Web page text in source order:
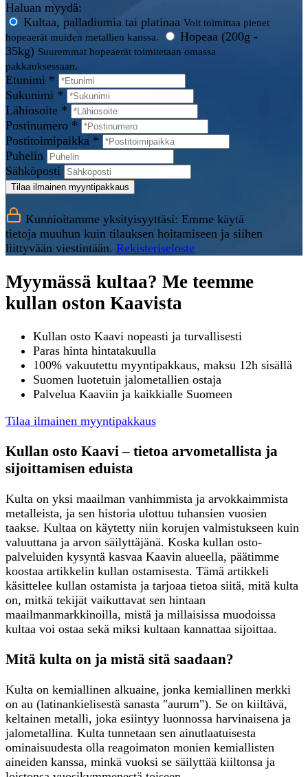
Haluan myydä:
Kultaa, palladiumia tai platinaa Voit toimittaa pienet
hopeaerät muiden metallien kanssa.
Hopeaa (200g -
35kg) Suuremmat hopeaerät toimitetaan omassa
pakkauksessaan.
Etunimi *
Sukunimi *
Lähiosoite *
Postinumero *
Postitoimipaikka *
Puhelin
Sähköposti
Tilaa ilmainen myyntipakkaus
Kunnioitamme yksityisyyttäsi: Emme käytä
tietoja muuhun kuin tilauksen hoitamiseen ja siihen
liittyvään viestintään. Rekisteriseloste
Myymässä kultaa? Me teemme
kullan oston Kaavista
Kullan osto Kaavi nopeasti ja turvallisesti
Paras hinta hintatakuulla
100% vakuutettu myyntipakkaus, maksu 12h sisällä
Suomen luotetuin jalometallien ostaja
Palvelua Kaaviin ja kaikkialle Suomeen
Tilaa ilmainen myyntipakkaus
Kullan osto Kaavi – tietoa arvometallista ja
sijoittamisen eduista
Kulta on yksi maailman vanhimmista ja arvokkaimmista
metalleista, ja sen historia ulottuu tuhansien vuosien
taakse. Kultaa on käytetty niin korujen valmistukseen kuin
valuuttana ja arvon säilyttäjänä. Koska kullan osto-
palveluiden kysyntä kasvaa Kaavin alueella, päätimme
koostaa artikkelin kullan ostamisesta. Tämä artikkeli
käsittelee kullan ostamista ja tarjoaa tietoa siitä, mitä kulta
on, mitkä tekijät vaikuttavat sen hintaan
maailmanmarkkinoilla, mistä ja millaisissa muodoissa
kultaa voi ostaa sekä miksi kultaan kannattaa sijoittaa.
Mitä kulta on ja mistä sitä saadaan?
Kulta on kemiallinen alkuaine, jonka kemiallinen merkki
on au (latinankielisestä sanasta "aurum"). Se on kiiltävä,
keltainen metalli, joka esiintyy luonnossa harvinaisena ja
jalometallina. Kulta tunnetaan sen ainutlaatuisesta
ominaisuudesta olla reagoimaton monien kemiallisten
aineiden kanssa, minkä vuoksi se säilyttää kiiltonsa ja